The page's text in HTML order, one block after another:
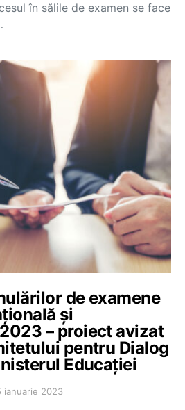
în sălile de examen se face
de examene
și
– proiect avizat
pentru Dialog
Educației
ianuarie 2023